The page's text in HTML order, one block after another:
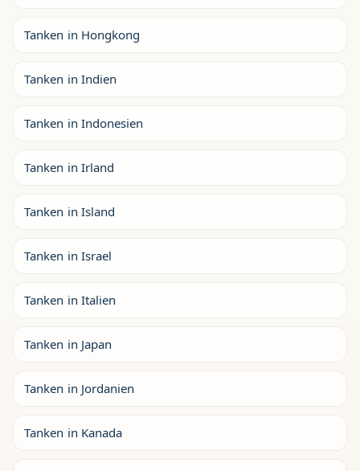
Tanken in Hongkong
Tanken in Indien
Tanken in Indonesien
Tanken in Irland
Tanken in Island
Tanken in Israel
Tanken in Italien
Tanken in Japan
Tanken in Jordanien
Tanken in Kanada